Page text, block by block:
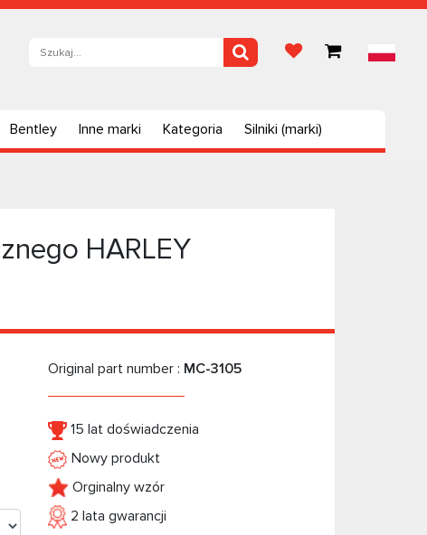
Bentley Inne marki Kategoria Silniki (marki)
HARLEY
Original part number : MC-3105
15 lat doświadczenia
Nowy produkt
Orginalny wzór
2 lata gwarancji